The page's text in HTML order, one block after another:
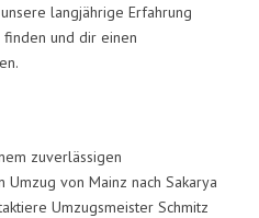
langjährige Erfahrung
und dir einen
zuverlässigen
von Mainz nach Sakarya
Umzugsmeister Schmitz